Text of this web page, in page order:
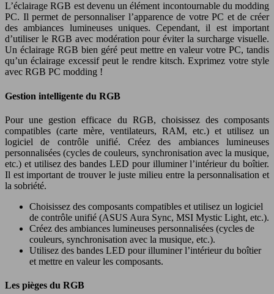
L’éclairage RGB est devenu un élément incontournable du modding
PC. Il permet de personnaliser l’apparence de votre PC et de créer
des ambiances lumineuses uniques. Cependant, il est important
d’utiliser le RGB avec modération pour éviter la surcharge visuelle.
Un éclairage RGB bien géré peut mettre en valeur votre PC, tandis
qu’un éclairage excessif peut le rendre kitsch. Exprimez votre style
avec RGB PC modding !
Gestion intelligente du RGB
Pour une gestion efficace du RGB, choisissez des composants
compatibles (carte mère, ventilateurs, RAM, etc.) et utilisez un
logiciel de contrôle unifié. Créez des ambiances lumineuses
personnalisées (cycles de couleurs, synchronisation avec la musique,
etc.) et utilisez des bandes LED pour illuminer l’intérieur du boîtier.
Il est important de trouver le juste milieu entre la personnalisation et
la sobriété.
Choisissez des composants compatibles et utilisez un logiciel
de contrôle unifié (ASUS Aura Sync, MSI Mystic Light, etc.).
Créez des ambiances lumineuses personnalisées (cycles de
couleurs, synchronisation avec la musique, etc.).
Utilisez des bandes LED pour illuminer l’intérieur du boîtier
et mettre en valeur les composants.
Les pièges du RGB